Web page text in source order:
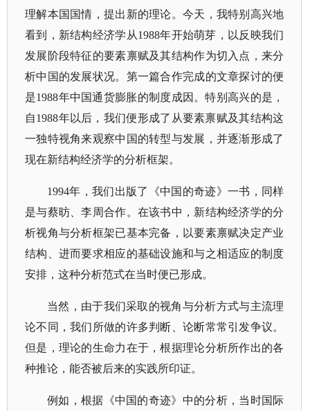
理解本国国情，提出新的理论。今天，我特别高兴地
看到，新结构经济学从1988年开始萌芽，以反映我们
发展阶段特征的要素禀赋及其结构作为切入点，来分
析中国的发展状况。第一篇合作完成的文章探讨的便
是1988年中国通货膨胀的制度成因。特别高兴的是，
自1988年以后，我们便形成了从要素禀赋及其结构这
一独特视角来观察中国的转型与发展，并逐渐形成了
现在新结构经济学的分析框架。
1994年，我们出版了《中国的奇迹》一书，同样
是与蔡昉、李周合作。在该书中，新结构经济学的分
析视角与分析框架已基本完备，以要素禀赋决定产业
结构、进而要求相应的基础设施和与之相适应的制度
安排，这种分析范式在当时便已形成。
当然，由于我们采取的视角与分析方式与主流理
论不同，我们所做的许多判断、论断常常引发争议。
但是，理论的生命力在于，根据理论分析所作出的各
种推论，能否被后来的实践所印证。
例如，根据《中国的奇迹》中的分析，当时国际